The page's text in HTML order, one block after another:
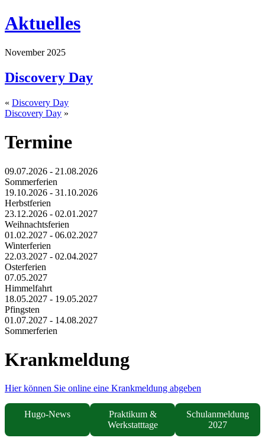
Aktuelles
November 2025
Discovery Day
« Discovery Day
Discovery Day »
Termine
09.07.2026 - 21.08.2026
Sommerferien
19.10.2026 - 31.10.2026
Herbstferien
23.12.2026 - 02.01.2027
Weihnachtsferien
01.02.2027 - 06.02.2027
Winterferien
22.03.2027 - 02.04.2027
Osterferien
07.05.2027
Himmelfahrt
18.05.2027 - 19.05.2027
Pfingsten
01.07.2027 - 14.08.2027
Sommerferien
Krankmeldung
Hier können Sie online eine Krankmeldung abgeben
Hugo-News
Praktikum &
Werkstatttage
Schulanmeldung
2027